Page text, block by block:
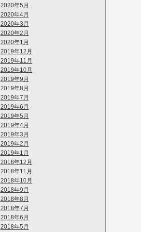
2020年5月
2020年4月
2020年3月
2020年2月
2020年1月
2019年12月
2019年11月
2019年10月
2019年9月
2019年8月
2019年7月
2019年6月
2019年5月
2019年4月
2019年3月
2019年2月
2019年1月
2018年12月
2018年11月
2018年10月
2018年9月
2018年8月
2018年7月
2018年6月
2018年5月